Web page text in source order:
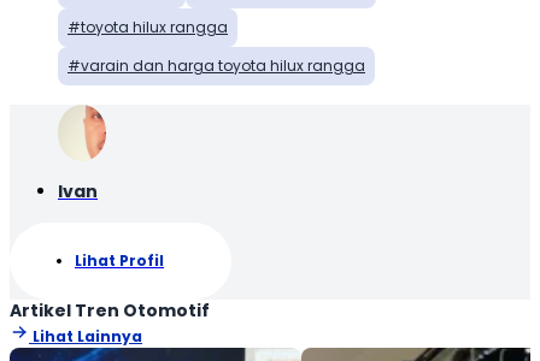
toyota hilux rangga
varain dan harga toyota hilux rangga
Ivan
Lihat Profil
Artikel Tren Otomotif
Lihat Lainnya